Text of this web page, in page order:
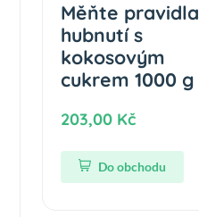
Měňte pravidla
hubnutí s
kokosovým
cukrem 1000 g
203,00 Kč
Do obchodu